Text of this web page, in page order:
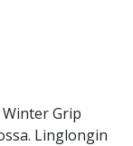
Grip
Linglongin